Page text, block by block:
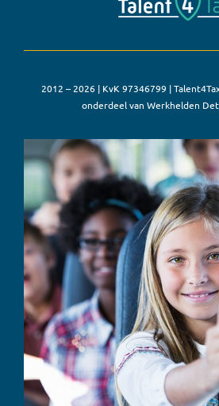
2012 – 2026 | KvK 97346799 |
onderdeel van Werkhelden